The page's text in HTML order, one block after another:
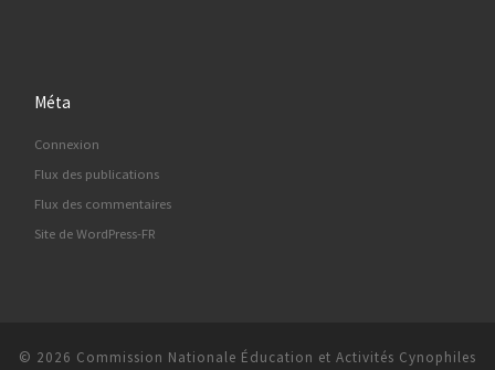
Méta
Connexion
Flux des publications
Flux des commentaires
Site de WordPress-FR
© 2026 Commission Nationale Éducation et Activités Cynophiles